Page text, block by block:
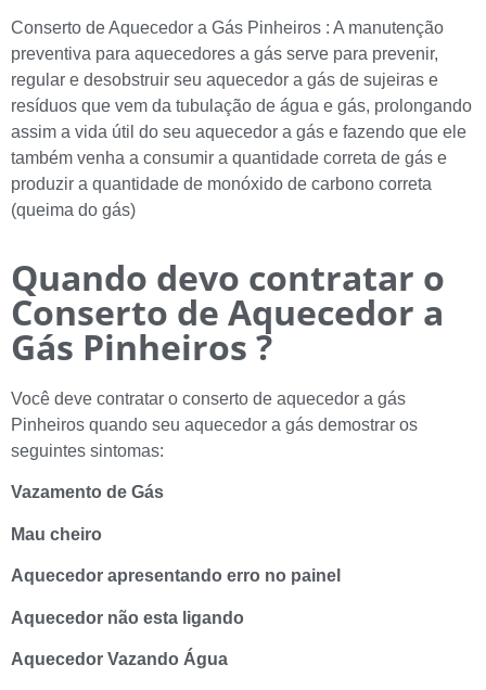
Conserto de Aquecedor a Gás Pinheiros : A manutenção
preventiva para aquecedores a gás serve para prevenir,
regular e desobstruir seu aquecedor a gás de sujeiras e
resíduos que vem da tubulação de água e gás, prolongando
assim a vida útil do seu aquecedor a gás e fazendo que ele
também venha a consumir a quantidade correta de gás e
produzir a quantidade de monóxido de carbono correta
(queima do gás)
Quando devo contratar o
Conserto de Aquecedor a
Gás Pinheiros ?
Você deve contratar o conserto de aquecedor a gás
Pinheiros quando seu aquecedor a gás demostrar os
seguintes sintomas:
Vazamento de Gás
Mau cheiro
Aquecedor apresentando erro no painel
Aquecedor não esta ligando
Aquecedor Vazando Água